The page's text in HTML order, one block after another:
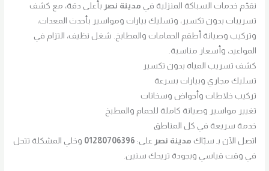
نقدّم خدمات السباكة المنزلية في مدينة نصر بأعلى دقة، مع كشف
تسريبات بدون تكسير، وتسليك بيارات ومواسير بأحدث المعدات،
وتركيب وصيانة أطقم الحمامات والمطابخ. شغل نظيف، التزام في
المواعيد، وأسعار مناسبة.
كشف تسريب المياه بدون تكسير
تسليك مجاري وبيارات بسرعة
تركيب خلاطات وأحواض وسخانات
تغيير مواسير وصيانة كاملة للحمام والمطبخ
خدمة سريعة في كل المناطق
اتصل الآن بـ سبّاك مدينة نصر على: 01280706396 وخلي المشكلة تتحل
في وقت قياسي وبجودة تريحك سنين.